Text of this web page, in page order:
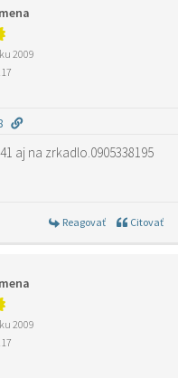
2009
aj na zrkadlo.0905338195
Reagovať Citovať
2009